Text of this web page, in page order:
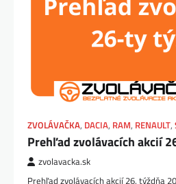
ZVOLÁVAČKA, DACIA, RAM, RENAULT,
Prehľad zvolávacích akcií
zvolavacka.sk
Prehľad zvolávacích akcií 26. týždňa